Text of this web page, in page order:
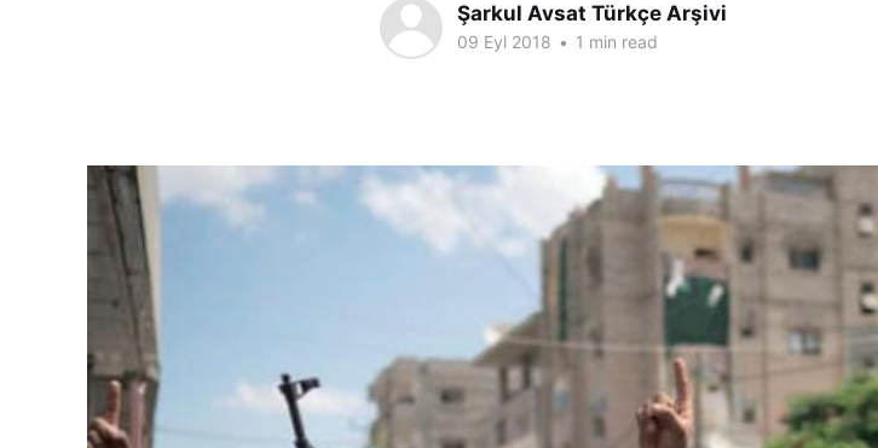
Şarkul Avsat Türkçe Arşivi
09 Eyl 2018 • 1 min read